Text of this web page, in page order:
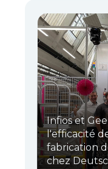
Infios et
l'efficacité
fabrication
chez